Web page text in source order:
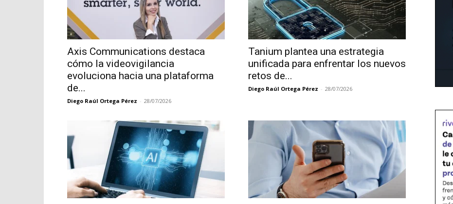
Axis Communications destaca
cómo la videovigilancia
evoluciona hacia una plataforma
de...
Diego Raúl Ortega Pérez - 28/07/2026
Tanium plantea una estrategia
unificada para enfrentar los nuevos
retos de...
Diego Raúl Ortega Pérez - 28/07/2026